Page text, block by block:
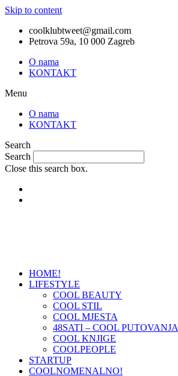
Skip to content
coolklubtweet@gmail.com
Petrova 59a, 10 000 Zagreb
O nama
KONTAKT
Menu
O nama
KONTAKT
Search
Search
Close this search box.
HOME!
LIFESTYLE
COOL BEAUTY
COOL STIL
COOL MJESTA
48SATI – COOL PUTOVANJA
COOL KNJIGE
COOLPEOPLE
STARTUP
COOLNOMENALNO!